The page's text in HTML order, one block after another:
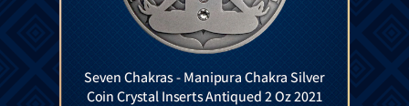
Seven Chakras - Manipura Chakra Silver
Coin Crystal Inserts Antiqued 2 Oz 2021